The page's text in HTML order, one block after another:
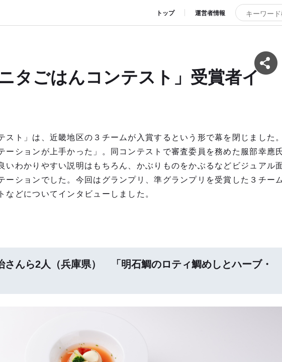
トップ 運営者情報
タごはんコンテスト」受賞者イ
スト」は、近畿地区の３チームが入賞するという形で幕を閉じました。
ーションが上手かった」。同コンテストで審査委員を務めた服部幸應
いわかりやすい説明はもちろん、かぶりものをかぶるなどビジュアル
ーションでした。今回はグランプリ、準グランプリを受賞した３チーム
どについてインタビューしました。
んら2人（兵庫県） 「明石鯛のロティ鯛めしとハーブ・